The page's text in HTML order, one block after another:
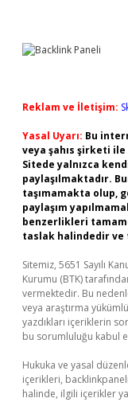
Reklam ve İletişim:
Yasal Uyarı: Bu
veya şahıs şirketi
Sitede yalnızca
paylaşılmaktadır.
taşımamakta olup,
paylaşım
benzerlikleri
taslak halindedir ve
Sitemiz, 5651 Sayılı
Kurumu (BTK)
vermektedir. Bu
veya araştırma
yazdıkları içeriklerin
bu sorumluluğu kabul
Hukuka ve yasal
içerikleri,
halinde, ilgili içerikler